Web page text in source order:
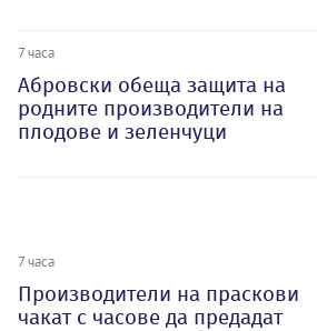
7 часа
Абровски обеща защита на
родните производители на
плодове и зеленчуци
7 часа
Производители на праскови
чакат с часове да предадат